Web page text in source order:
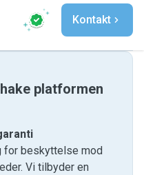
Kontakt
platformen
for beskyttelse mod
Vi tilbyder en